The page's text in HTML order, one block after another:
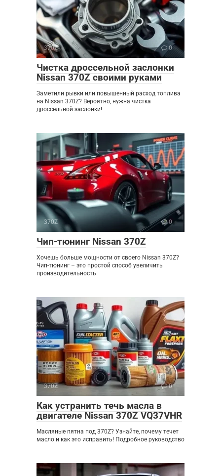
370Z 0
Чистка дроссельной заслонки
Nissan 370Z своими руками
Заметили рывки или повышенный расход топлива
на Nissan 370Z? Вероятно, нужна чистка
дроссельной заслонки!
370Z 0
Чип-тюнинг Nissan 370Z
Хочешь больше мощности от своего Nissan 370Z?
Чип-тюнинг – это простой способ увеличить
производительность
370Z 0
Как устранить течь масла в
двигателе Nissan 370Z VQ37VHR
Масляные пятна под 370Z? Узнайте, почему течет
масло и как это исправить! Подробное руководство